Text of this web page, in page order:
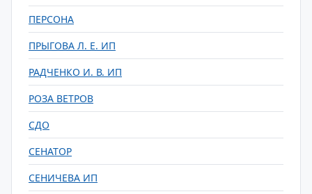
ПЕРСОНА
ПРЫГОВА Л. Е. ИП
РАДЧЕНКО И. В. ИП
РОЗА ВЕТРОВ
СДО
СЕНАТОР
СЕНИЧЕВА ИП